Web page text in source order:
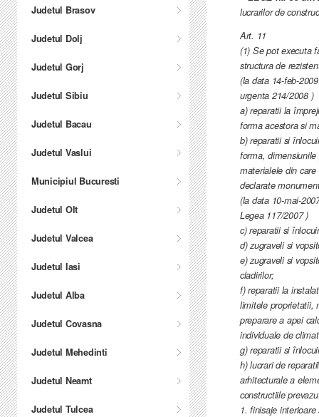
Judetul Brasov
Judetul Dolj
Judetul Gorj
Judetul Sibiu
Judetul Bacau
Judetul Vaslui
Municipiul Bucuresti
Judetul Olt
Judetul Valcea
Judetul Iasi
Judetul Alba
Judetul Covasna
Judetul Mehedinti
Judetul Neamt
Judetul Tulcea
lucrarilor de
Art. 11
(1) Se pot executa
structura de
(la data 14-feb-
urgenta 214/2008 )
a) reparatii la
forma acestora si
b) reparatii si
forma,
materialele din
declarate
(la data 10-mai-
Legea 117/2007 )
c) reparatii si
d) zugraveli si
e) zugraveli si
cladirilor;
f) reparatii la
limitele proprietatii,
preparare a apei
individuale de
g) reparatii si
h) lucrari de
arhitecturale a
constructiile
1. finisaje